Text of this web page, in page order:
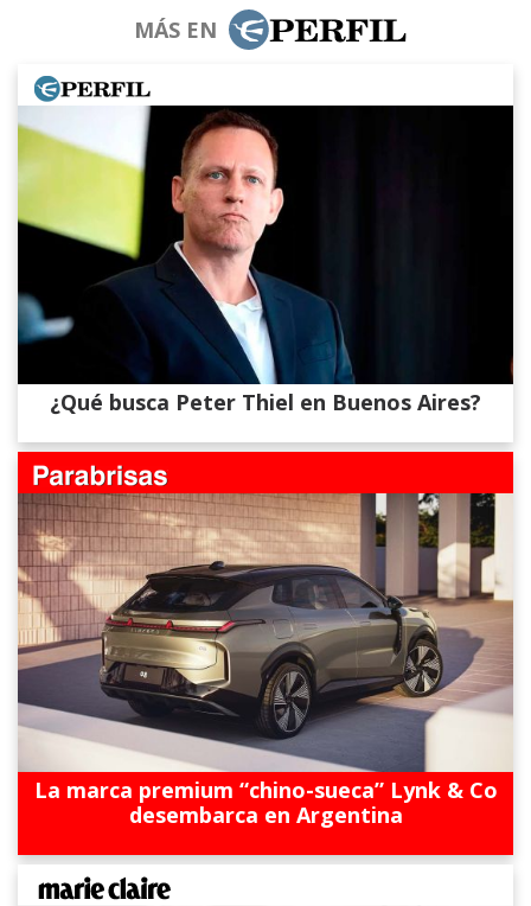
MÁS EN
¿Qué busca Peter Thiel en Buenos Aires?
La marca premium “chino-sueca” Lynk & Co
desembarca en Argentina